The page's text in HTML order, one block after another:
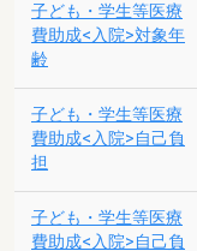
子ども・学生等医療
費助成<入院>対象年
齢
子ども・学生等医療
費助成<入院>自己負
担
子ども・学生等医療
費助成<入院>自己負